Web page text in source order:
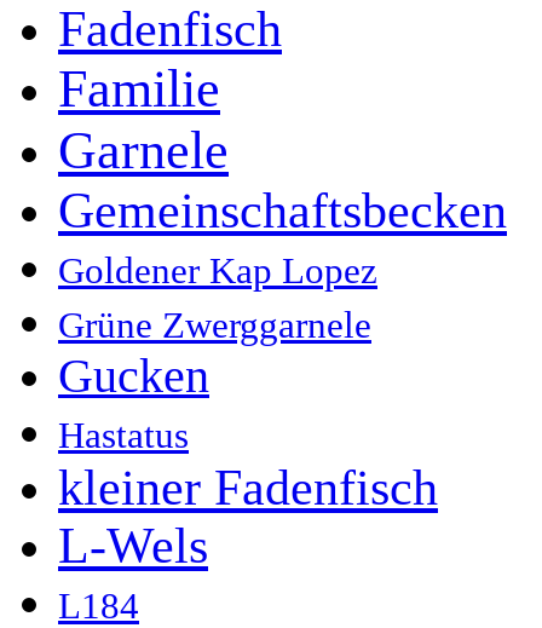
Fadenfisch
Familie
Garnele
Gemeinschaftsbecken
Goldener Kap Lopez
Grüne Zwerggarnele
Gucken
Hastatus
kleiner Fadenfisch
L-Wels
L184